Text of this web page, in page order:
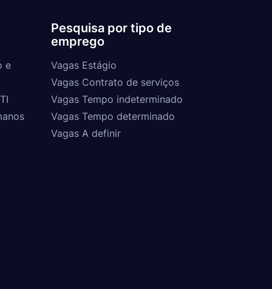
e
Pesquisa por tipo de
emprego
Vagas Estágio
Vagas Contrato de serviços
Vagas Tempo indeterminado
Vagas Tempo determinado
Vagas A definir